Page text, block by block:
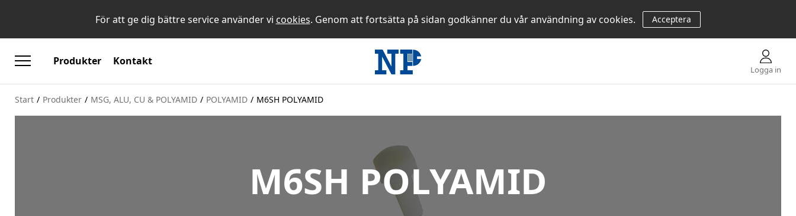
För att ge dig bättre service använder vi cookies. Genom att fortsätta på sidan godkänner du vår användning av cookies. Acceptera
Produkter Kontakt
Logga in
Start / Produkter / MSG, ALU, CU & POLYAMID / POLYAMID / M6SH POLYAMID
M6SH POLYAMID